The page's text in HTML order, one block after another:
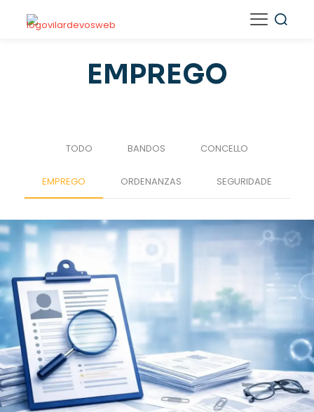
EMPREGO
TODO BANDOS CONCELLO
EMPREGO ORDENANZAS SEGURIDADE